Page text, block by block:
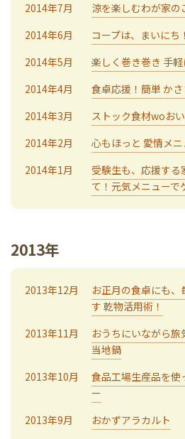
2014年7月
涼を楽しむわが家の
2014年6月
コープは、まいにち
2014年5月
楽しく巻き巻き 手
2014年4月
食卓応援！簡単 か
2014年3月
ストック食材woお
2014年2月
心もほっと 愛情メ
2014年1月
受験生も、応援する
て！元気メニューで
2013年
2013年12月
お正月の食卓にも
す 乾物活用術！
2013年11月
おうちにいながら
当地鍋
2013年10月
食品工場生産品を使
ー
2013年9月
おかずアラカルト